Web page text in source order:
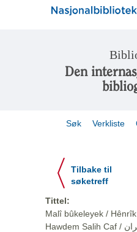
Den
Søk Verkliste
Tilbake til
søketreff
Tittel:
Malî bûkeleyek /
Hawdem Salih Caf / ھﻧرﯾﮏ ﺋﯾﺑﺳن ; وهرگيران